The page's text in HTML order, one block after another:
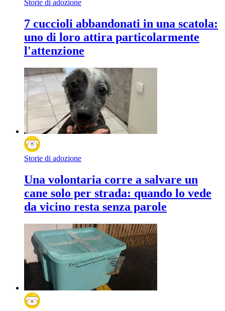
Storie di adozione
7 cuccioli abbandonati in una scatola:
uno di loro attira particolarmente
l'attenzione
Storie di adozione
Una volontaria corre a salvare un
cane solo per strada: quando lo vede
da vicino resta senza parole